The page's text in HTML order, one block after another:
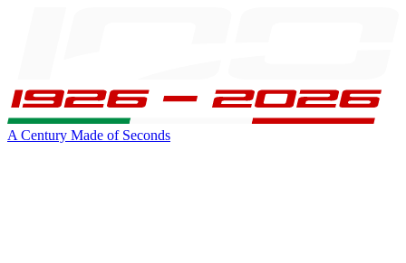
A Century Made of Seconds